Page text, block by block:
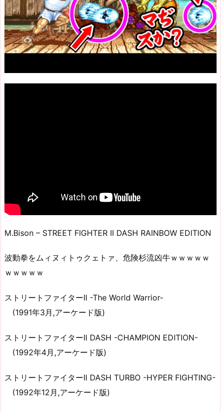
M.Bison – STREET FIGHTER II DASH RAINBOW EDITION
波動拳をムィヌィトゥクェトァ、危険杉流凶牛ｗｗｗｗｗ
ｗｗｗｗｗ
ストリートファイターII -The World Warrior-
(1991年3月,アーケード版)
ストリートファイターII DASH -CHAMPION EDITION-
(1992年4月,アーケード版)
ストリートファイターII DASH TURBO -HYPER FIGHTING-
(1992年12月,アーケード版)